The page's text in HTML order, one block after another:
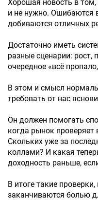
Хорошая новость в
и не нужно. Ошибаются
добиваются отличных
Достаточно иметь
разные сценарии: рост,
очередное «всё
В этом и смысл
требовать от нас
Он должен помогать
когда рынок проверяет
Скольких уже за
коллами? И какая
доходность раньше,
В итоге такие
заканчиваются болью